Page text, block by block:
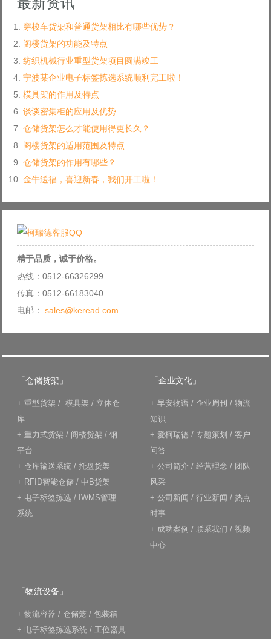
穿梭车货架和普通货架相比有哪些优势？
阁楼货架的功能及特点
纺织机械行业重型货架项目圆满竣工
宁波某企业电子标签拣选系统顺利完工啦！
模具架的作用及特点
谈谈密集柜的应用及优势
仓储货架怎么才能使用得更长久？
阁楼货架的适用范围及特点
仓储货架的作用有哪些？
金牛送福，喜迎新春，我们开工啦！
精于品质，诚于价格。
热线：0512-66326299
传真：0512-66183040
电邮： sales@keread.com
「仓储货架」
+ 重型货架 / 模具架 / 立体仓
库
+ 重力式货架 / 阁楼货架 / 钢
平台
+ 仓库输送系统 / 托盘货架
+ RFID智能仓储 / 中B货架
+ 电子标签拣选 / IWMS管理
系统
「企业文化」
+ 早安物语 / 企业周刊 / 物流
知识
+ 爱柯瑞德 / 专题策划 / 客户
问答
+ 公司简介 / 经营理念 / 团队
风采
+ 公司新闻 / 行业新闻 / 热点
时事
+ 成功案例 / 联系我们 / 视频
中心
「物流设备」
+ 物流容器 / 仓储笼 / 包装箱
+ 电子标签拣选系统 / 工位器具